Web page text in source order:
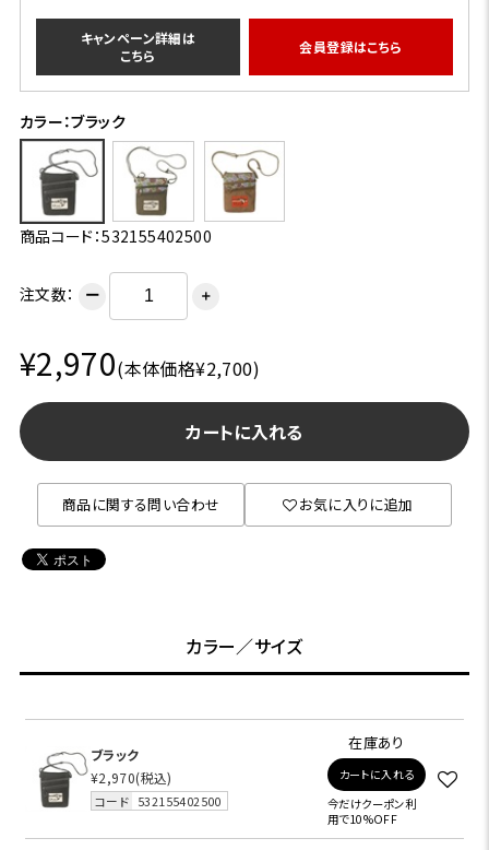
キャンペーン詳細は
こちら
会員登録はこちら
カラー：ブラック
商品コード：532155402500
注文数： ー ＋
¥2,970(本体価格¥2,700)
カートに入れる
商品に関する問い合わせ お気に入りに追加
カラー／サイズ
ブラック
¥2,970(税込)
コード 532155402500
在庫あり
カートに入れる
今だけクーポン利
用で10%OFF